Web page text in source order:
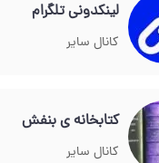
لینکدونی تلگرام
کانال سایر
کتابخانه ی بنفش
کانال سایر